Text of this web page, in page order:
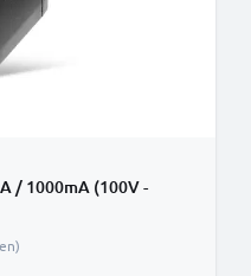
/ 1000mA (100V -